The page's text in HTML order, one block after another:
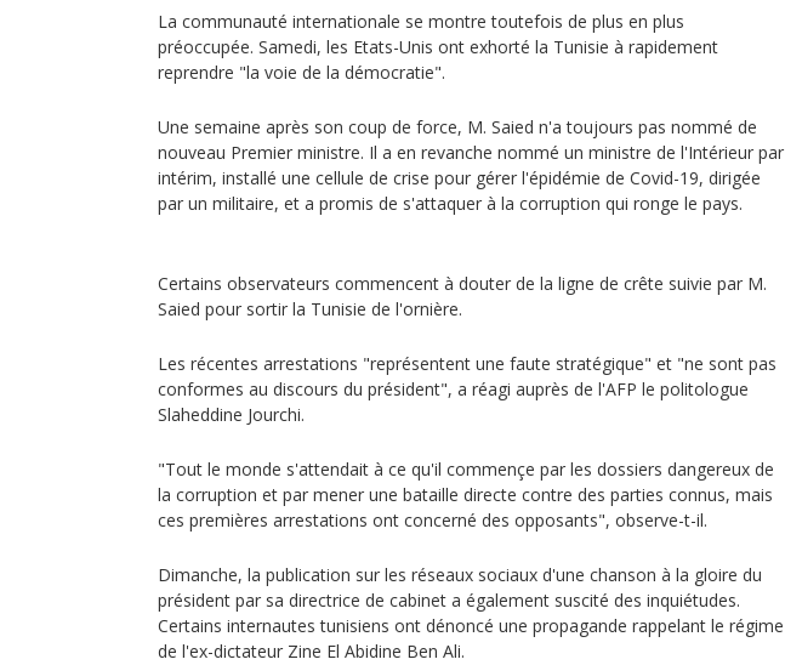
La communauté internationale se montre toutefois de plus en plus
préoccupée. Samedi, les Etats-Unis ont exhorté la Tunisie à rapidement
reprendre "la voie de la démocratie".
Une semaine après son coup de force, M. Saied n'a toujours pas nommé de
nouveau Premier ministre. Il a en revanche nommé un ministre de l'Intérieur par
intérim, installé une cellule de crise pour gérer l'épidémie de Covid-19, dirigée
par un militaire, et a promis de s'attaquer à la corruption qui ronge le pays.
Certains observateurs commencent à douter de la ligne de crête suivie par M.
Saied pour sortir la Tunisie de l'ornière.
Les récentes arrestations "représentent une faute stratégique" et "ne sont pas
conformes au discours du président", a réagi auprès de l'AFP le politologue
Slaheddine Jourchi.
"Tout le monde s'attendait à ce qu'il commençe par les dossiers dangereux de
la corruption et par mener une bataille directe contre des parties connus, mais
ces premières arrestations ont concerné des opposants", observe-t-il.
Dimanche, la publication sur les réseaux sociaux d'une chanson à la gloire du
président par sa directrice de cabinet a également suscité des inquiétudes.
Certains internautes tunisiens ont dénoncé une propagande rappelant le régime
de l'ex-dictateur Zine El Abidine Ben Ali.